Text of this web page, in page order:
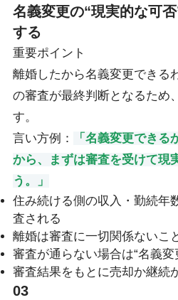
名義変更の“現実的な可
する
重要ポイント
離婚したから名義変更できる
の審査が最終判断となるため
す。
言い方例：
「名義変更でき
から、まずは審査を受けて現
う。」
住み続ける側の収入・勤続年
査される
離婚は審査に一切関係ないこ
審査が通らない場合は“名義
審査結果をもとに売却か継続
03